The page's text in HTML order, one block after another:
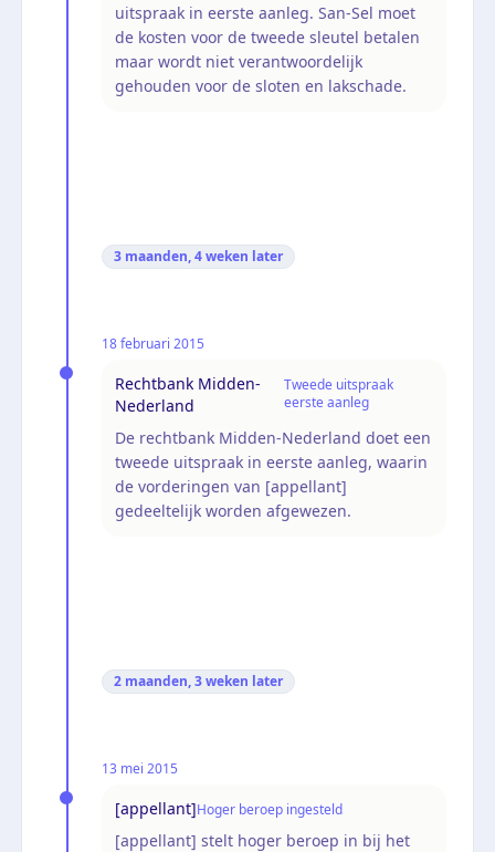
uitspraak in eerste aanleg. San-Sel moet
de kosten voor de tweede sleutel betalen
maar wordt niet verantwoordelijk
gehouden voor de sloten en lakschade.
3 maanden, 4 weken later
18 februari 2015
Rechtbank Midden-
Nederland
Tweede uitspraak
eerste aanleg
De rechtbank Midden-Nederland doet een
tweede uitspraak in eerste aanleg, waarin
de vorderingen van [appellant]
gedeeltelijk worden afgewezen.
2 maanden, 3 weken later
13 mei 2015
[appellant]Hoger beroep ingesteld
[appellant] stelt hoger beroep in bij het